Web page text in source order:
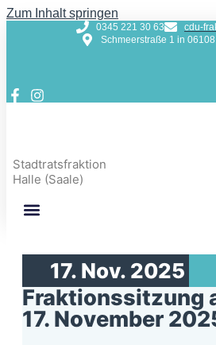
Zum Inhalt springen
0345 221 30 63
cdu-
Schmeerstraße 1 in
Stadtratsfraktion
Halle (Saale)
17. Nov. 2025
Fraktionssitzung
17. November